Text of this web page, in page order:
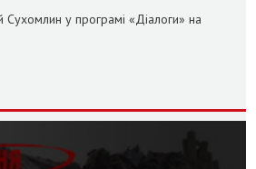
у програмі «Діалоги» на